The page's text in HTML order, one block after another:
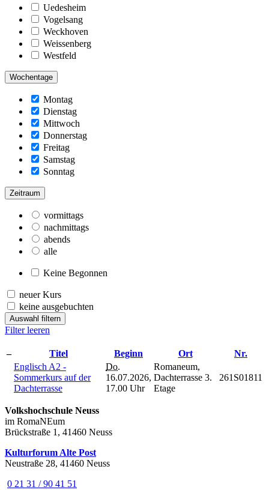
Uedesheim
Vogelsang
Weckhoven
Weissenberg
Westfeld
Wochentage
Montag
Dienstag
Mittwoch
Donnerstag
Freitag
Samstag
Sonntag
Zeitraum
vormittags
nachmittags
abends
alle
Keine Begonnen
neuer Kurs
keine ausgebuchten
Auswahl filtern
Filter leeren
– Titel Beginn Ort
Nr.
Englisch A2 -
Sommerkurs auf der
Dachterrasse
Do.
16.07.2026,
17.00 Uhr
Romaneum,
Dachterrasse 3.
Etage
261S01811
Volkshochschule Neuss
im RomaNEum
Brückstraße 1, 41460 Neuss
Kulturforum Alte Post
Neustraße 28, 41460 Neuss
0 21 31 / 90 41 51